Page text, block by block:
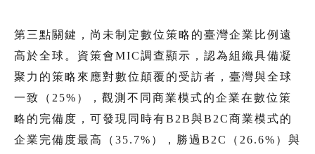
第三點關鍵，尚未制定數位策略的臺灣企業比例遠
高於全球。資策會MIC調查顯示，認為組織具備凝
聚力的策略來應對數位顛覆的受訪者，臺灣與全球
一致（25%），觀測不同商業模式的企業在數位策
略的完備度，可發現同時有B2B與B2C商業模式的
企業完備度最高（35.7%），勝過B2C（26.6%）與